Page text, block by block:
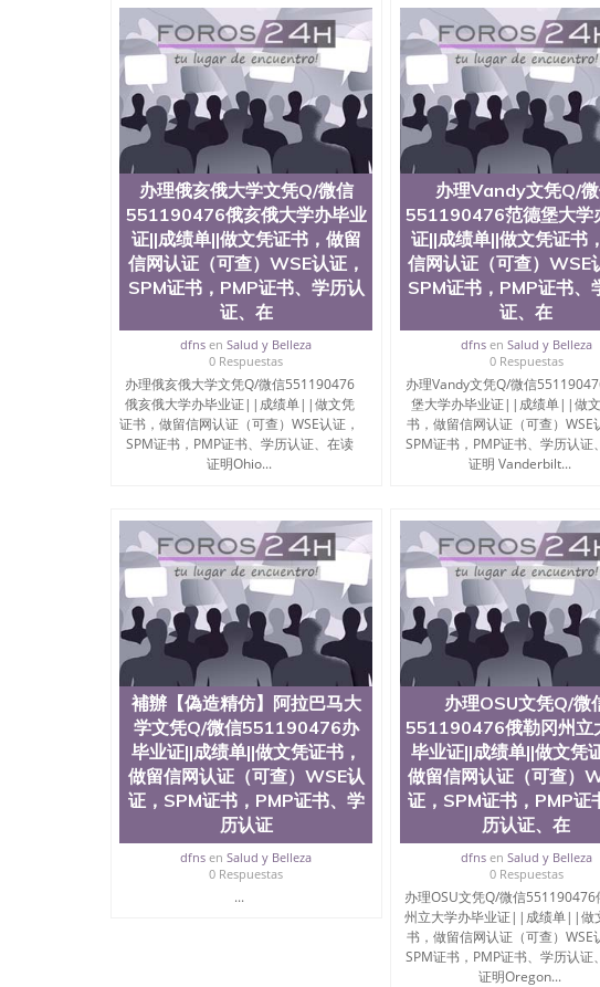
University）圣何塞州立大学成绩单（San Jose State
State University）圣何塞州立大学（San Jose State University
University）圣何塞州立大学（ San Jose State University）圣
圣何塞州立大学文凭（San Jose State University）圣何塞州
圣何塞州立大学文凭（San Jose State University）圣何塞州
塞州立大学学历（San Jose State University）圣何塞州立大学
大学学历（San Jose State University）圣何塞州立大学（San
（San Jose State University）圣何塞州立大学（San Jose
State University）圣何塞州立大学学位证（San Jose State
State University）圣何塞州立大学学位证（San Jose State
University）圣何塞州立大学（San Jose State University）圣
何塞州立大学（San Jose State University）圣何塞州立大学
立大学学位证（San Jose State University）圣何塞州立大学结
立大学结业证（San Jose State University）圣何塞州立大学
立大学学位证（San Jose State University）圣何塞州立大学学
立大学学历证书（San Jose State University）圣何塞州立大
塞州立大学学历证书（San Jose State University）澳洲读书未
读CQU中央昆士兰大学学历 绩单购买学位证书/澳洲读本科硕
学历offieUniversityofSouthernQueensland 澳洲读书未毕业找人
央昆士兰大学学历成绩单购买学位证书/澳洲读本科硕士做文凭
理PSU文凭Q/微信551190476宾州州立大学办毕业证||成绩单||
证，SPM证书，PMP证书、学历认证、在读证明Penn State
办理俄亥俄大学文凭Q/微信
551190476俄亥俄大学办毕业
证||成绩单||做文凭证书，做留
信网认证（可查）WSE认证，
SPM证书，PMP证书、学历认
证、在
dfns enSalud y Belleza
0 Respuestas
办理俄亥俄大学文凭Q/微信551190476
俄亥俄大学办毕业证||成绩单||做文凭
证书，做留信网认证（可查）WSE认证，
SPM证书，PMP证书、学历认证、在读
证明Ohio...
办理Vandy文凭Q/
551190476范德堡大学
证||成绩单||做文凭证书
信网认证（可查）WSE
SPM证书，PMP证书、
证、在
dfnsen Salud y Belleza
0 Respuestas
办理Vandy文凭Q/微信
堡大学办毕业证||成绩单||做
书，做留信网认证（可查）WSE
SPM证书，PMP证书、学历认证
证明 Vanderbilt...
補辦【偽造精仿】阿拉巴马大
学文凭Q/微信551190476办
毕业证||成绩单||做文凭证书，
做留信网认证（可查）WSE认
证，SPM证书，PMP证书、学
历认证
dfns enSalud y Belleza
0 Respuestas
...
办理OSU文凭Q/微
551190476俄勒冈州立
毕业证||成绩单||做文凭
做留信网认证（可查）
证，SPM证书，PMP证
历认证、在
dfnsen Salud y Belleza
0 Respuestas
办理OSU文凭Q/微信551190476
州立大学办毕业证||成绩单||做
书，做留信网认证（可查）WSE
SPM证书，PMP证书、学历认证
证明Oregon...